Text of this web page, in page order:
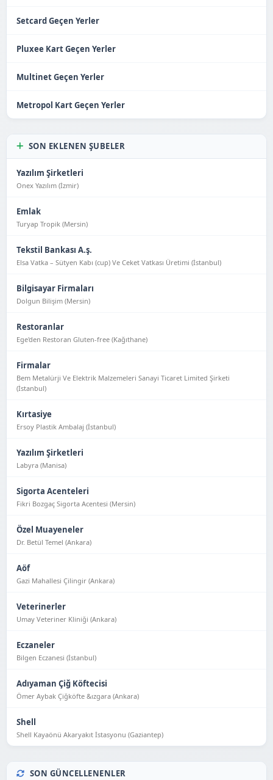
Setcard Geçen Yerler
Pluxee Kart Geçen Yerler
Multinet Geçen Yerler
Metropol Kart Geçen Yerler
SON EKLENEN ŞUBELER
Yazılım Şirketleri
Onex Yazılım (İzmir)
Emlak
Turyap Tropik (Mersin)
Tekstil Bankası A.ş.
Elsa Vatka – Sütyen Kabı (cup) Ve Ceket Vatkası Üretimi (İstanbul)
Bilgisayar Firmaları
Dolgun Bilişim (Mersin)
Restoranlar
Ege'den Restoran Gluten-free (Kağıthane)
Firmalar
Bem Metalürji Ve Elektrik Malzemeleri Sanayi Ticaret Limited Şirketi
(İstanbul)
Kırtasiye
Ersoy Plastik Ambalaj (İstanbul)
Yazılım Şirketleri
Labyra (Manisa)
Sigorta Acenteleri
Fikri Bozgaç Sigorta Acentesi (Mersin)
Özel Muayeneler
Dr. Betül Temel (Ankara)
Aöf
Gazi Mahallesi Çilingir (Ankara)
Veterinerler
Umay Veteriner Kliniği (Ankara)
Eczaneler
Bilgen Eczanesi (İstanbul)
Adıyaman Çiğ Köftecisi
Ömer Aybak Çiğköfte &ızgara (Ankara)
Shell
Shell Kayaönü Akaryakıt İstasyonu (Gaziantep)
SON GÜNCELLENENLER